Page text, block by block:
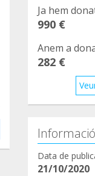
Ja hem
990 €
Anem a
282 €
Informació
Data de
21/10/2020